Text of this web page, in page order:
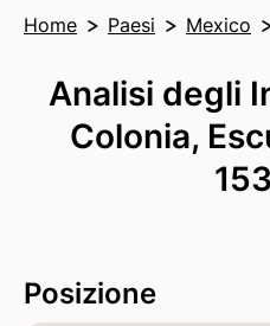
Home Paesi Mexico
Analisi degli
Colonia,
Posizione